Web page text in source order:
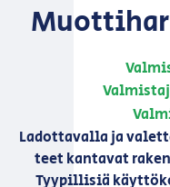
Ladottavalla ja
teet kantavat
Tyypillisiä